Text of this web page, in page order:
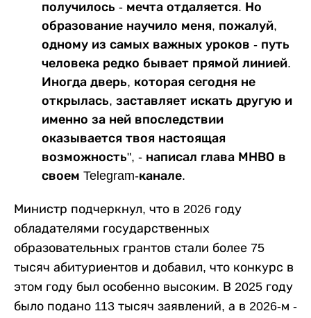
получилось - мечта отдаляется. Но
образование научило меня, пожалуй,
одному из самых важных уроков - путь
человека редко бывает прямой линией.
Иногда дверь, которая сегодня не
открылась, заставляет искать другую и
именно за ней впоследствии
оказывается твоя настоящая
возможность", - написал глава МНВО в
своем Telegram-канале.
Министр подчеркнул, что в 2026 году
обладателями государственных
образовательных грантов стали более 75
тысяч абитуриентов и добавил, что конкурс в
этом году был особенно высоким. В 2025 году
было подано 113 тысяч заявлений, а в 2026-м -